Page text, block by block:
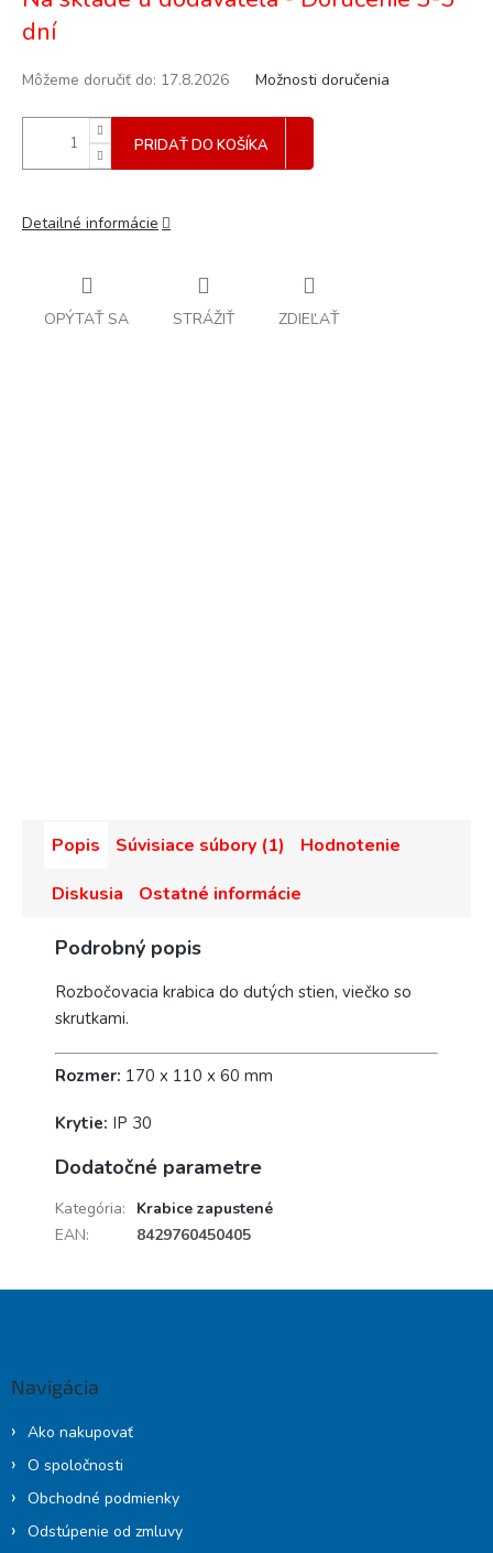
dní
Môžeme doručiť do: 17.8.2026 Možnosti doručenia
PRIDAŤ DO KOŠÍKA
Detailné informácie
OPÝTAŤ SA STRÁŽIŤ ZDIEĽAŤ
Popis Súvisiace súbory (1)
Hodnotenie
Diskusia
Ostatné informácie
Podrobný popis
Rozbočovacia krabica do dutých stien, viečko so
skrutkami.
Rozmer: 170 x 110 x 60 mm
Krytie: IP 30
Dodatočné parametre
Kategória:
Krabice zapustené
EAN: 8429760450405
Navigácia
Ako nakupovať
O spoločnosti
Obchodné podmienky
Odstúpenie od zmluvy